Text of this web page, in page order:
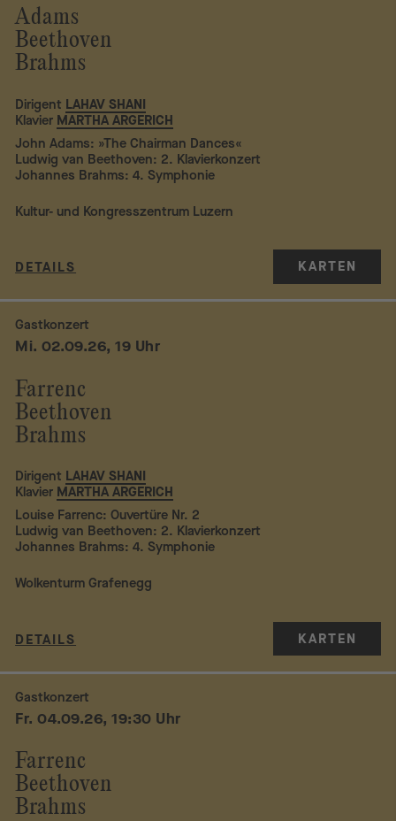
Adams
Beethoven
Brahms
Dirigent LAHAV SHANI
Klavier MARTHA ARGERICH
John Adams: »The Chairman Dances«
Ludwig van Beethoven: 2. Klavierkonzert
Johannes Brahms: 4. Symphonie
Kultur- und Kongresszentrum Luzern
DETAILS KARTEN
Farrenc
Beethoven
Brahms
Gastkonzert
Mi. 02.09.26, 19 Uhr
Dirigent LAHAV SHANI
Klavier MARTHA ARGERICH
Louise Farrenc: Ouvertüre Nr. 2
Ludwig van Beethoven: 2. Klavierkonzert
Johannes Brahms: 4. Symphonie
Wolkenturm Grafenegg
DETAILS KARTEN
Farrenc
Beethoven
Brahms
Gastkonzert
Fr. 04.09.26, 19:30 Uhr